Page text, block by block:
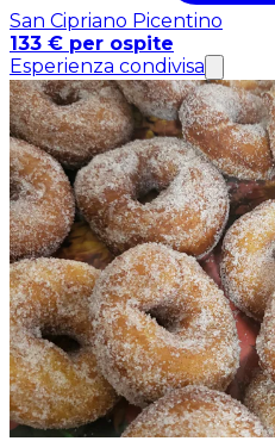
San Cipriano Picentino
133 € per ospite
Esperienza condivisa